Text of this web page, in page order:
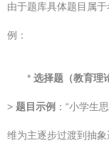
由于题库具体题目属
例：
* 选择题（教育理
> 题目示例 ：“小学生
维为主逐步过渡到抽